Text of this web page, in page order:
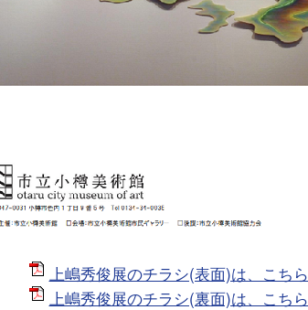
上嶋秀俊展のチラシ(表面)は、こち
上嶋秀俊展のチラシ(裏面)は、こち